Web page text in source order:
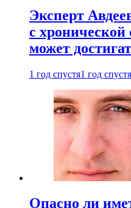
Эксперт
с хронической
может
1 год спустя1 год спустя
Опасно ли